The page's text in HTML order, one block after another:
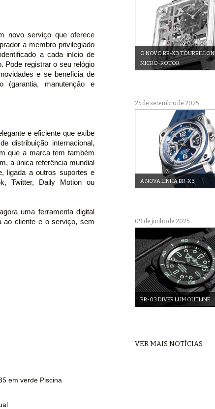
novo serviço que oferece
a membro privilegiado
a cada início de
Pode registrar o seu relógio
e se beneficia de
(garantia, manutenção e
e eficiente que exibe
distribuição internacional,
que a marca tem também
a única referência mundial
ligada a outros suportes e
Twitter, Daily Motion ou
uma ferramenta digital
ao cliente e o serviço, sem
em verde Piscina
O NOVO BR-X3 TOURBILLON
MICRO-ROTOR
25 de setembro de 2025
A NOVA LINHA BR-X3
09 de junho de 2025
BR-03 DIVER LUM OUTLINE
VER MAIS NOTÍCIAS